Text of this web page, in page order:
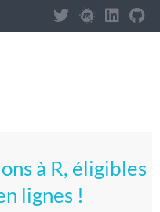
à R, éligibles
lignes !